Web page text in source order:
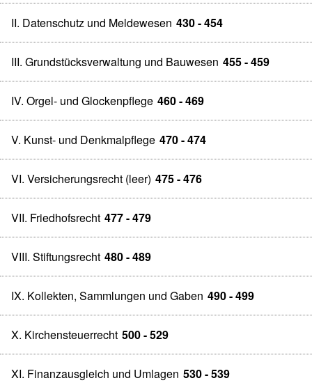
II. Datenschutz und Meldewesen 430 - 454
III. Grundstücksverwaltung und Bauwesen 455 - 459
IV. Orgel- und Glockenpflege 460 - 469
V. Kunst- und Denkmalpflege 470 - 474
VI. Versicherungsrecht (leer) 475 - 476
VII. Friedhofsrecht 477 - 479
VIII. Stiftungsrecht 480 - 489
IX. Kollekten, Sammlungen und Gaben 490 - 499
X. Kirchensteuerrecht 500 - 529
XI. Finanzausgleich und Umlagen 530 - 539